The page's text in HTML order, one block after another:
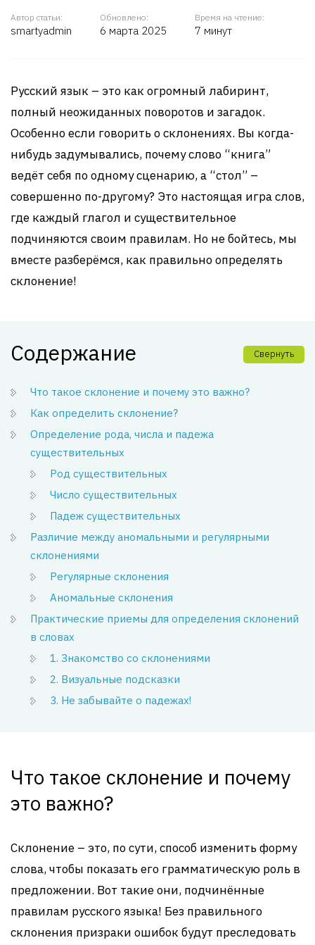
Автор статьи:
smartyadmin
Обновлено:
6 марта 2025
Время на чтение:
7 минут
Русский язык – это как огромный лабиринт,
полный неожиданных поворотов и загадок.
Особенно если говорить о склонениях. Вы когда-
нибудь задумывались, почему слово “книга”
ведёт себя по одному сценарию, а “стол” –
совершенно по-другому? Это настоящая игра слов,
где каждый глагол и существительное
подчиняются своим правилам. Но не бойтесь, мы
вместе разберёмся, как правильно определять
склонение!
Содержание Свернуть
Что такое склонение и почему это важно?
Как определить склонение?
Определение рода, числа и падежа
существительных
Род существительных
Число существительных
Падеж существительных
Различие между аномальными и регулярными
склонениями
Регулярные склонения
Аномальные склонения
Практические приемы для определения склонений
в словах
1. Знакомство со склонениями
2. Визуальные подсказки
3. Не забывайте о падежах!
Что такое склонение и почему
это важно?
Склонение – это, по сути, способ изменить форму
слова, чтобы показать его грамматическую роль в
предложении. Вот такие они, подчинённые
правилам русского языка! Без правильного
склонения призраки ошибок будут преследовать